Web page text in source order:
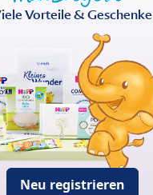
Vorteile & Geschenke
Neu registrieren